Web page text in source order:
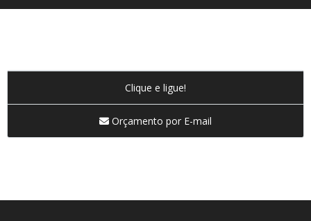
Clique e ligue!
Orçamento por E-mail